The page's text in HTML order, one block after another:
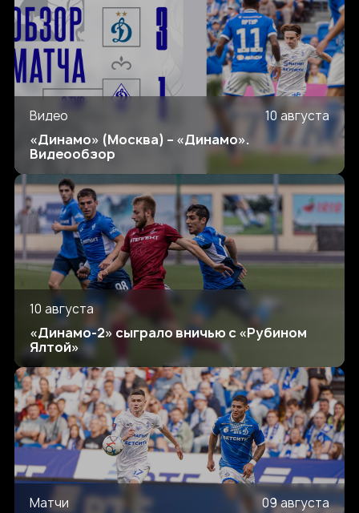
Видео 10 августа
«Динамо» (Москва) – «Динамо».
Видеообзор
10 августа
«Динамо-2» сыграло вничью с «Рубином
Ялтой»
Матчи 09 августа